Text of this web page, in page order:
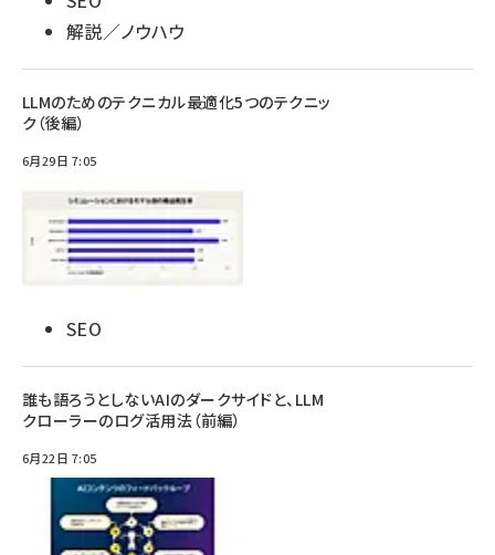
解説／ノウハウ
LLMのためのテクニカル最適化5つのテクニッ
ク（後編）
6月29日 7:05
SEO
誰も語ろうとしないAIのダークサイドと、LLM
クローラーのログ活用法（前編）
6月22日 7:05